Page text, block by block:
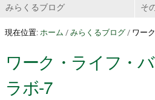
みらくるブログ そ
現在位置: ホーム / みらくるブログ / ワー
ワーク・ライフ・
ラボ-7